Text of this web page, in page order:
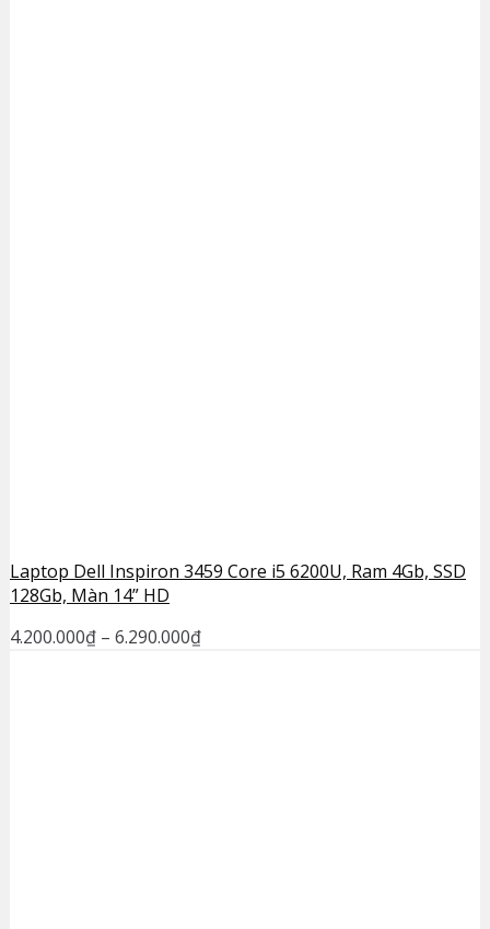
Laptop Dell Inspiron 3459 Core i5 6200U, Ram 4Gb, SSD
128Gb, Màn 14” HD
4.200.000₫ – 6.290.000₫